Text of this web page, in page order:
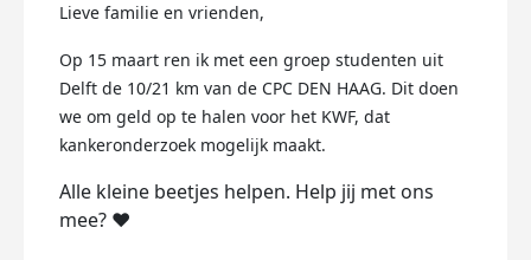
Lieve familie en vrienden,
Op 15 maart ren ik met een groep studenten uit
Delft de 10/21 km van de CPC DEN HAAG. Dit doen
we om geld op te halen voor het KWF, dat
kankeronderzoek mogelijk maakt.
Alle kleine beetjes helpen. Help jij met ons
mee? ❤️